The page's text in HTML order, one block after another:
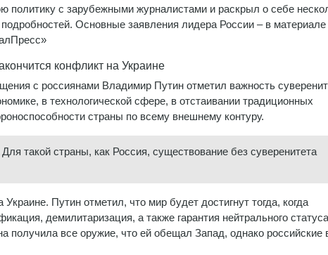
политику с зарубежными журналистами и раскрыл о себе
Основные заявления лидера России – в материале
конфликт на Украине
с россиянами Владимир Путин отметил важность
в технологической сфере, в отстаивании традиционных
страны по всему внешнему контуру.
такой страны, как Россия, существование без суверенитета
Путин отметил, что мир будет достигнут тогда, когда
демилитаризация, а также гарантия нейтрального статуса
все оружие, что ей обещал Запад, однако российские